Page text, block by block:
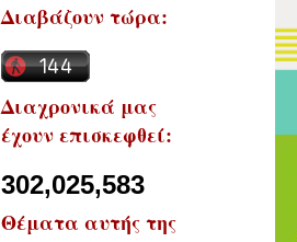
Διαβάζουν τώρα:
Διαχρονικά μας
έχουν επισκεφθεί:
302,025,583
Θέματα αυτής της